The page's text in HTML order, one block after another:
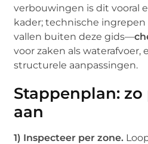
verbouwingen is dit vooral
kader; technische
vallen buiten deze gids—
voor zaken als waterafvoer,
structurele aanpassingen.
Stappenplan:
aan
1) Inspecteer per zone.